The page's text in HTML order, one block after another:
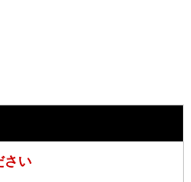
さい